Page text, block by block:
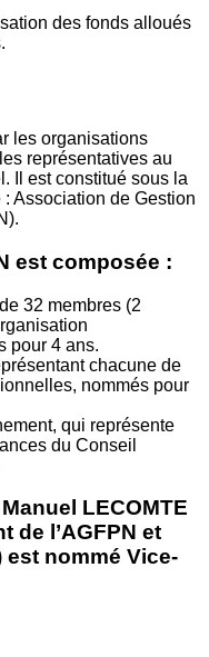
des fonds alloués
les organisations
représentatives au
Il est constitué sous la
Association de Gestion
est composée :
32 membres (2
pour 4 ans.
chacune de
nommés pour
qui représente
du Conseil
LECOMTE
de l’AGFPN et
est nommé Vice-